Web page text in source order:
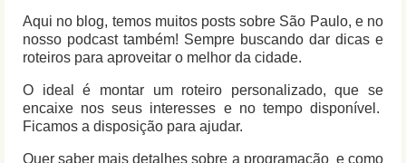
Aqui no blog, temos muitos posts sobre São Paulo, e no
nosso podcast também! Sempre buscando dar dicas e
roteiros para aproveitar o melhor da cidade.
O ideal é montar um roteiro personalizado, que se
encaixe nos seus interesses e no tempo disponível.
Ficamos a disposição para ajudar.
Quer saber mais detalhes sobre a programação e como